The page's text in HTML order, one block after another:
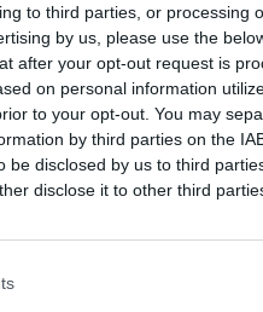
to third parties, or processing
by us, please use the
after your opt-out request is
on personal information
to your opt-out. You may
by third parties on the
be disclosed by us to third
disclose it to other third